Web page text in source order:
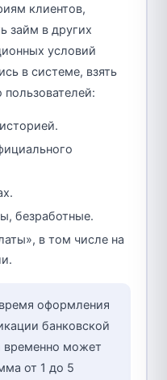
клиентов,
займ в других
условий
в системе, взять
безработные.
в том числе на
оформления
банковской
временно может
от 1 до 5